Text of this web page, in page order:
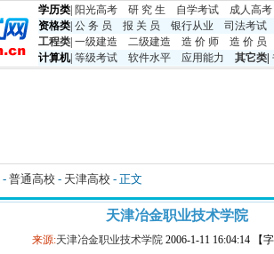
学历类 阳光高考 研 究 生 自学考试
成人高考
资格类 公 务 员 报 关 员 银行从业
司法考试
工程类 一级建造 二级建造 造 价 师
造 价 员
计算机| 等级考试 软件水平 应用能力 其它类
- 普通高校 - 天津高校 - 正文
天津冶金职业技术学院
来源:天津冶金职业技术学院 2006-1-11 16:04:14 【